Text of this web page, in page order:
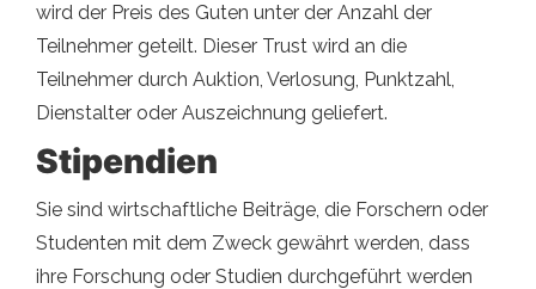
wird der Preis des Guten unter der Anzahl der
Teilnehmer geteilt. Dieser Trust wird an die
Teilnehmer durch Auktion, Verlosung, Punktzahl,
Dienstalter oder Auszeichnung geliefert.
Stipendien
Sie sind wirtschaftliche Beiträge, die Forschern oder
Studenten mit dem Zweck gewährt werden, dass
ihre Forschung oder Studien durchgeführt werden